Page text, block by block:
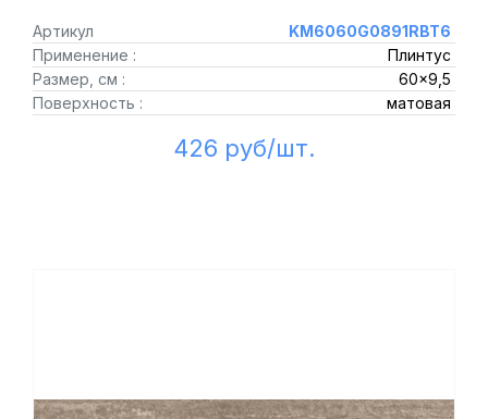
Артикул
KM6060G0891RBT6
Применение :
Плинтус
Размер, см :
60x9,5
Поверхность :
матовая
426 руб/шт.